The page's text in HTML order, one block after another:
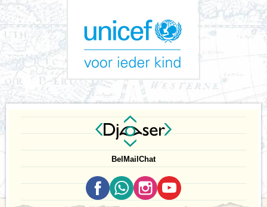
BelMailChat